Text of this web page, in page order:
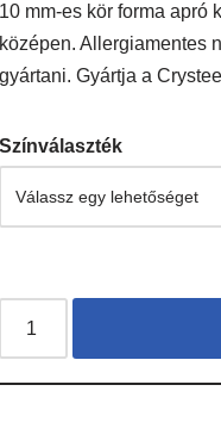
10 mm-es kör forma apró
középen. Allergiamentes
gyártani. Gyártja a
Színválaszték